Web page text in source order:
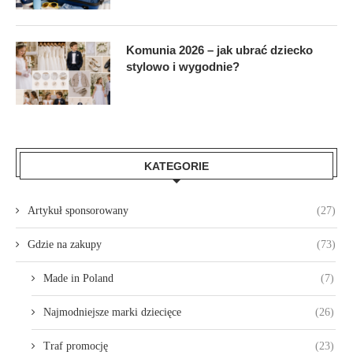
Komunia 2026 – jak ubrać dziecko
stylowo i wygodnie?
KATEGORIE
Artykuł sponsorowany (27)
Gdzie na zakupy (73)
Made in Poland (7)
Najmodniejsze marki dziecięce (26)
Traf promocję (23)